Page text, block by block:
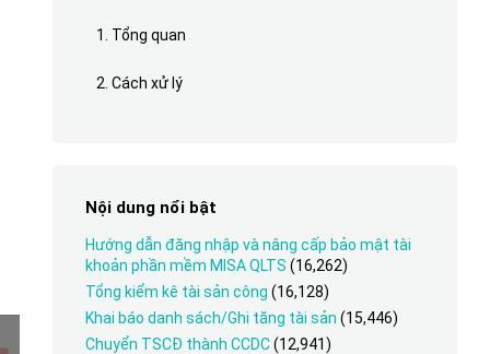
1. Tổng quan
2. Cách xử lý
Nội dung nổi bật
Hướng dẫn đăng nhập và nâng cấp bảo mật tài
khoản phần mềm MISA QLTS (16,262)
Tổng kiểm kê tài sản công (16,128)
Khai báo danh sách/Ghi tăng tài sản (15,446)
Chuyển TSCĐ thành CCDC(12,941)